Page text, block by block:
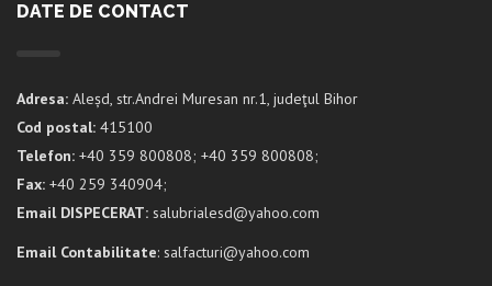
DATE DE CONTACT
Adresa: Aleșd, str.Andrei Muresan nr.1, judeţul Bihor
Cod postal: 415100
Telefon: +40 359 800808; +40 359 800808;
Fax: +40 259 340904;
Email DISPECERAT: salubrialesd@yahoo.com
Email Contabilitate: salfacturi@yahoo.com